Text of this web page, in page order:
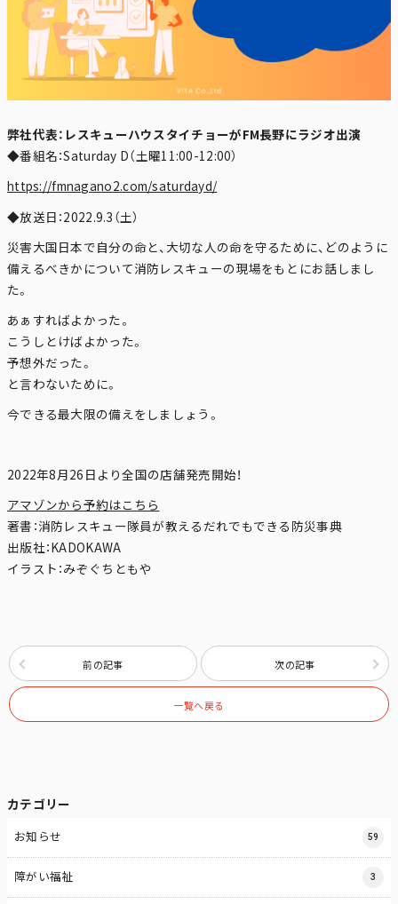
弊社代表：レスキューハウスタイチョーがFM長野にラジオ出演
◆番組名：Saturday D（土曜11:00-12:00）
https://fmnagano2.com/saturdayd/
◆放送日：2022.9.3（土）
災害大国日本で自分の命と、大切な人の命を守るために、どのように
備えるべきかについて消防レスキューの現場をもとにお話しまし
た。
あぁすればよかった。
こうしとけばよかった。
予想外だった。
と言わないために。
今できる最大限の備えをしましょう。
2022年8月26日より全国の店舗発売開始！
アマゾンから予約はこちら
著書：消防レスキュー隊員が教えるだれでもできる防災事典
出版社：KADOKAWA
イラスト：みぞぐちともや
前の記事 次の記事
一覧へ戻る
カテゴリー
お知らせ 59
障がい福祉 3